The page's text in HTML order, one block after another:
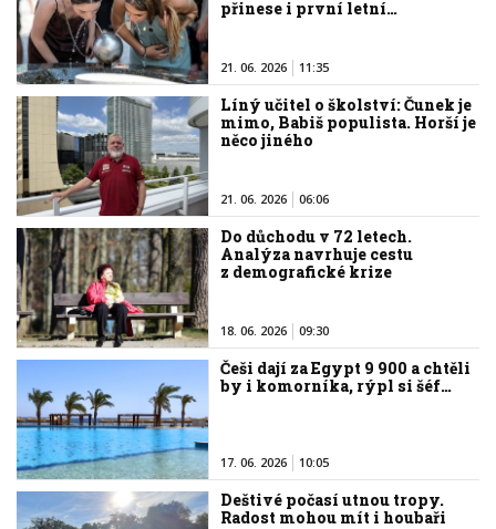
přinese i první letní…
21. 06. 2026 11:35
Líný učitel o školství: Čunek je
mimo, Babiš populista. Horší je
něco jiného
21. 06. 2026 06:06
Do důchodu v 72 letech.
Analýza navrhuje cestu
z demografické krize
18. 06. 2026 09:30
Češi dají za Egypt 9 900 a chtěli
by i komorníka, rýpl si šéf…
17. 06. 2026 10:05
Deštivé počasí utnou tropy.
Radost mohou mít i houbaři